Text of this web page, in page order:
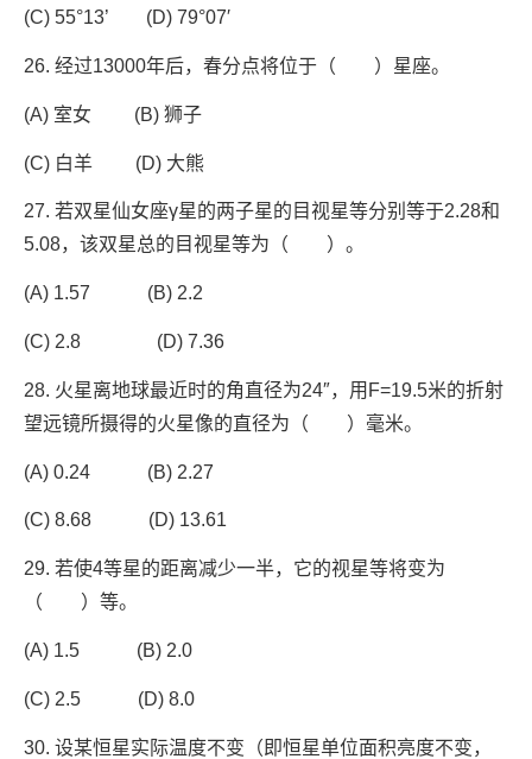
(C) 55°13’ (D) 79°07′
26. 经过13000年后，春分点将位于（ ）星座。
(A) 室女 (B) 狮子
(C) 白羊 (D) 大熊
27. 若双星仙女座γ星的两子星的目视星等分别等于2.28和
5.08，该双星总的目视星等为（ ）。
(A) 1.57 (B) 2.2
(C) 2.8 (D) 7.36
28. 火星离地球最近时的角直径为24″，用F=19.5米的折射
望远镜所摄得的火星像的直径为（ ）毫米。
(A) 0.24 (B) 2.27
(C) 8.68 (D) 13.61
29. 若使4等星的距离减少一半，它的视星等将变为
（ ）等。
(A) 1.5 (B) 2.0
(C) 2.5 (D) 8.0
30. 设某恒星实际温度不变（即恒星单位面积亮度不变，